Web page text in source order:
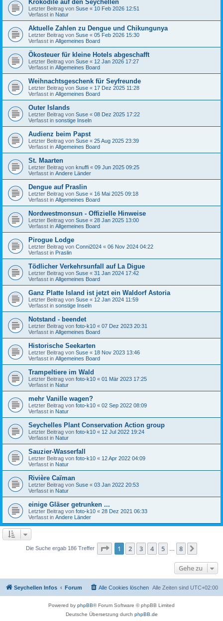
Krokodile auf den Seychellen
Letzter Beitrag von Suse « 10 Feb 2026 12:51
Verfasst in Natur
Aktuelle Zahlen zu Dengue und Chikungunya
Letzter Beitrag von Suse « 05 Feb 2026 15:30
Verfasst in Allgemeines Board
Ökosteuer für kleine Hotels abgeschafft
Letzter Beitrag von Suse « 12 Jan 2026 17:27
Verfasst in Allgemeines Board
Weihnachtsgeschenk für Seyfreunde
Letzter Beitrag von Suse « 17 Dez 2025 11:28
Verfasst in Allgemeines Board
Outer Islands
Letzter Beitrag von Suse « 08 Dez 2025 17:22
Verfasst in sonstige Inseln
Audienz beim Papst
Letzter Beitrag von Suse « 25 Aug 2025 23:39
Verfasst in Allgemeines Board
St. Maarten
Letzter Beitrag von knuffi « 09 Jun 2025 09:25
Verfasst in Andere Länder
Dengue auf Praslin
Letzter Beitrag von Suse « 16 Mai 2025 09:18
Verfasst in Allgemeines Board
Nordwestmonsun - Offizielle Hinweise
Letzter Beitrag von Suse « 28 Jan 2025 13:00
Verfasst in Allgemeines Board
Pirogue Lodge
Letzter Beitrag von Conni2024 « 06 Nov 2024 04:22
Verfasst in Praslin
Tödlicher Verkehrsunfall auf La Digue
Letzter Beitrag von Suse « 31 Jan 2024 17:42
Verfasst in Allgemeines Board
Ganz Platte Island ist jetzt ein Waldorf Astoria
Letzter Beitrag von Suse « 12 Jan 2024 11:59
Verfasst in sonstige Inseln
Notstand - beendet
Letzter Beitrag von foto-k10 « 07 Dez 2023 20:31
Verfasst in Allgemeines Board
Historische Seekarten
Letzter Beitrag von Suse « 18 Nov 2023 13:46
Verfasst in Allgemeines Board
Trampeltiere im Wald
Letzter Beitrag von foto-k10 « 01 Mär 2023 17:25
Verfasst in Natur
mehr Vanille wagen?
Letzter Beitrag von foto-k10 « 02 Sep 2022 08:09
Verfasst in Natur
Seychelles Plant Conservation Action group
Letzter Beitrag von foto-k10 « 12 Jul 2022 19:24
Verfasst in Natur
Sauzier-Wasserfall
Letzter Beitrag von foto-k10 « 12 Apr 2022 04:09
Verfasst in Natur
Rivière Caïman
Letzter Beitrag von Suse « 03 Jan 2022 20:53
Verfasst in Natur
einige Gläser getrunken ...
Letzter Beitrag von foto-k10 « 28 Dez 2021 06:33
Verfasst in Andere Länder
Die Suche ergab 186 Treffer Seite 1von
1 2 3 4 5 8
Gehe zu
Seychellen Infos Forum Alle Zeiten sind UTC+02:00
Alle Cookies löschen
Powered by phpBB® Forum Software © phpBB Limited
Deutsche Übersetzung durch phpBB.de